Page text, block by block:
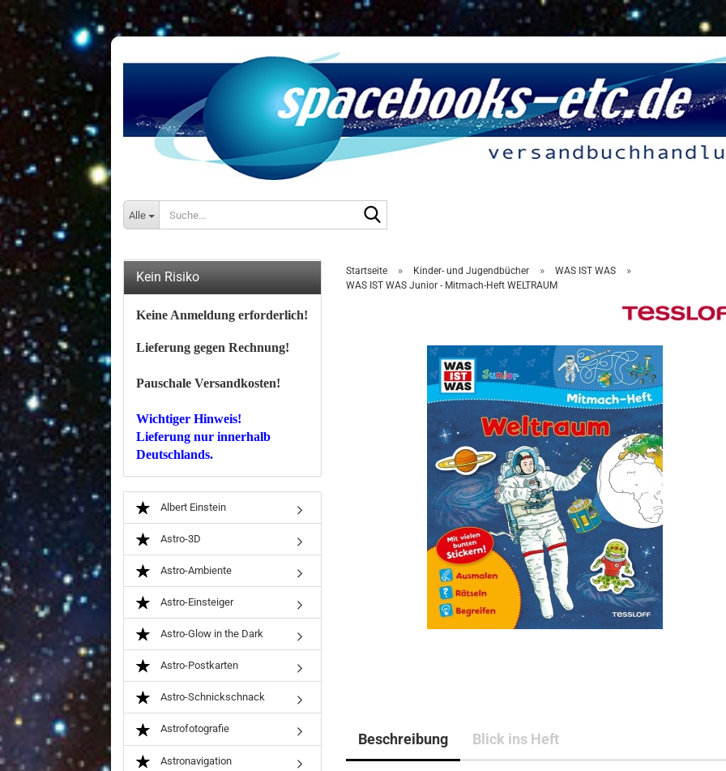
Alle
Startseite » Kinder- und Jugendbücher » WAS IST WAS »
WAS IST WAS Junior - Mitmach-Heft WELTRAUM
Beschreibung Blick ins Heft
Kein Risiko
Keine Anmeldung erforderlich!
Lieferung gegen Rechnung!
Pauschale Versandkosten!
Wichtiger Hinweis!
Lieferung nur innerhalb
Deutschlands.
Albert Einstein
Astro-3D
Astro-Ambiente
Astro-Einsteiger
Astro-Glow in the Dark
Astro-Postkarten
Astro-Schnickschnack
Astrofotografie
Astronavigation